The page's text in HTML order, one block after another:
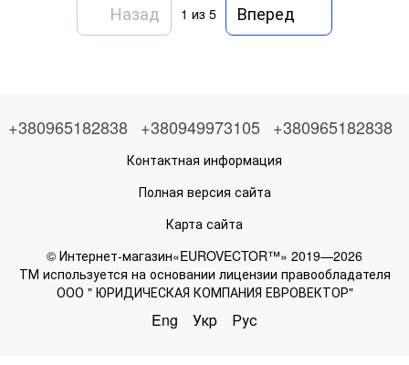
Назад 1 из 5 Вперед
+380965182838 +380949973105 +380965182838
Контактная информация
Полная версия сайта
Карта сайта
© Интернет-магазин«EUROVECTOR™» 2019—2026
ТМ используется на основании лицензии правообладателя
ООО " ЮРИДИЧЕСКАЯ КОМПАНИЯ ЕВРОВЕКТОР"
Eng Укр Рус